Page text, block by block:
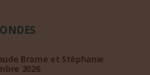
Brame et Stéphanie
2026